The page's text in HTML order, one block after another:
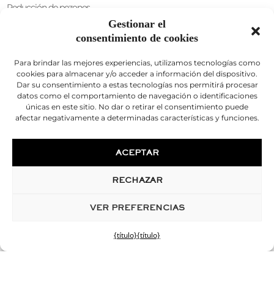
Gestionar el
consentimiento de cookies
Para brindar las mejores experiencias, utilizamos tecnologías como
cookies para almacenar y/o acceder a información del dispositivo.
Dar su consentimiento a estas tecnologías nos permitirá procesar
datos como el comportamiento de navegación o identificaciones
únicas en este sitio. No dar o retirar el consentimiento puede
afectar negativamente a determinadas características y funciones.
ACEPTAR
RECHAZAR
VER PREFERENCIAS
{título}{título}
Reducción de pezones
CIRUGÍA ÍNTIMA
sexo masculino
Alargamiento del pene
engrosamiento del pene
Ácido hialurónico
sexo femenino
Liposucción de vientre